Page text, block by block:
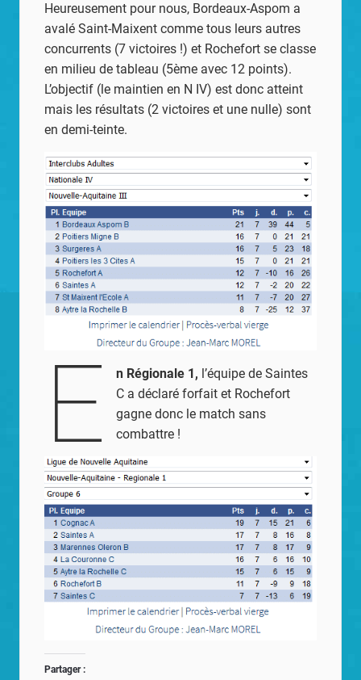
Heureusement pour nous, Bordeaux-Aspom a
avalé Saint-Maixent comme tous leurs autres
concurrents (7 victoires !) et Rochefort se classe
en milieu de tableau (5ème avec 12 points).
L’objectif (le maintien en N IV) est donc atteint
mais les résultats (2 victoires et une nulle) sont
en demi-teinte.
E n Régionale 1, l’équipe de Saintes
C a déclaré forfait et Rochefort
gagne donc le match sans
combattre !
Partager :